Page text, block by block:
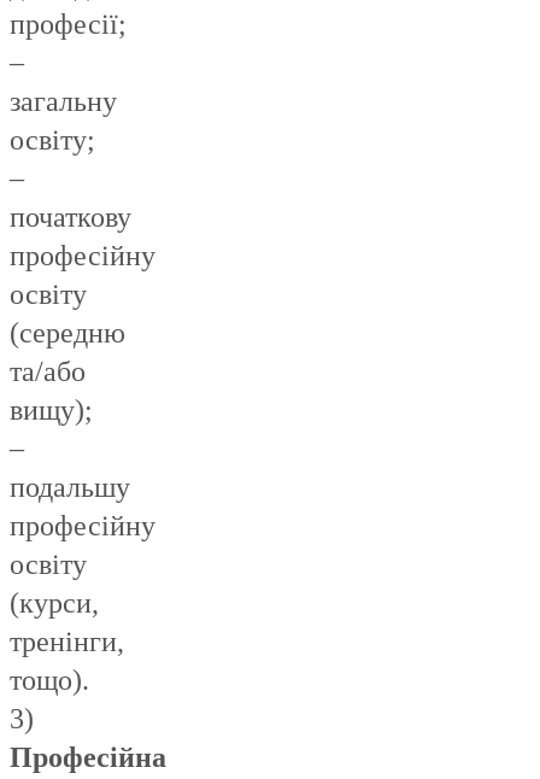
професії;
–
загальну
освіту;
–
початкову
професійну
освіту
(середню
та/або
вищу);
–
подальшу
професійну
освіту
(курси,
тренінги,
тощо).
3)
Професійна